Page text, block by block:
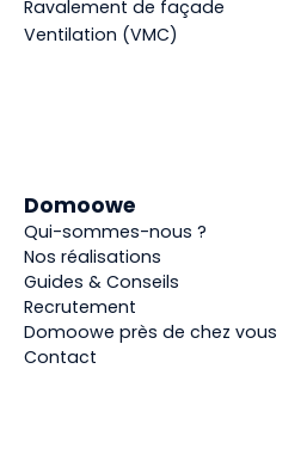
Domoowe
Qui-sommes-nous ?
Nos réalisations
Guides & Conseils
Recrutement
Domoowe près de chez vous
Contact
Ravalement de façade
Ventilation (VMC)